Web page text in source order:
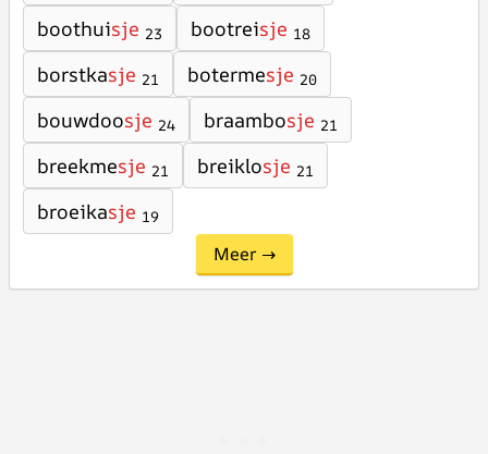
boothuisje 23 bootreisje 18
borstkasje 21 botermesje 20
bouwdoosje 24 braambosje 21
breekmesje 21 breiklosje 21
broeikasje 19
Meer →